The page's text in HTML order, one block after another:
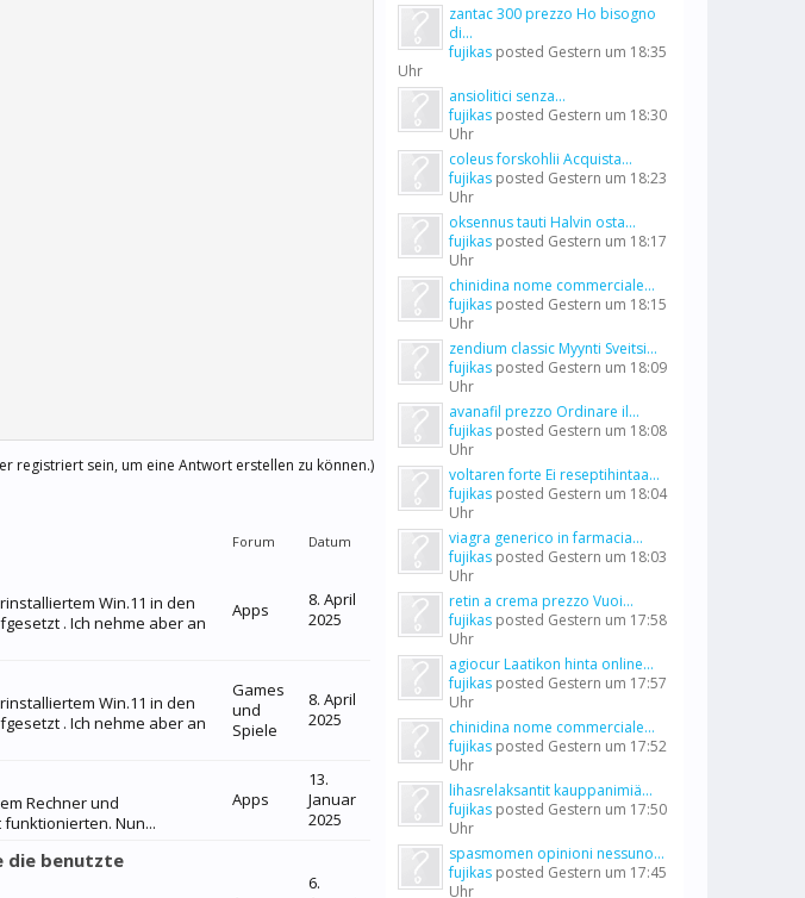
registriert sein, um eine Antwort erstellen zu können.)
Forum Datum
Win.11 in den
. Ich nehme aber an
Apps
8. April
2025
Win.11 in den
. Ich nehme aber an
Games
und
Spiele
8. April
2025
Rechner und
Nun...
Apps
13.
Januar
2025
die benutzte
6.
zantac 300 prezzo Ho bisogno
di...
fujikas posted Gestern um 18:35
Uhr
ansiolitici senza...
fujikas posted Gestern um 18:30
Uhr
coleus forskohlii Acquista...
fujikas posted Gestern um 18:23
Uhr
oksennus tauti Halvin osta...
fujikas posted Gestern um 18:17
Uhr
chinidina nome commerciale...
fujikas posted Gestern um 18:15
Uhr
zendium classic Myynti Sveitsi...
fujikas posted Gestern um 18:09
Uhr
avanafil prezzo Ordinare il...
fujikas posted Gestern um 18:08
Uhr
voltaren forte Ei reseptihintaa...
fujikas posted Gestern um 18:04
Uhr
viagra generico in farmacia...
fujikas posted Gestern um 18:03
Uhr
retin a crema prezzo Vuoi...
fujikas posted Gestern um 17:58
Uhr
agiocur Laatikon hinta online...
fujikas posted Gestern um 17:57
Uhr
chinidina nome commerciale...
fujikas posted Gestern um 17:52
Uhr
lihasrelaksantit kauppanimiä...
fujikas posted Gestern um 17:50
Uhr
spasmomen opinioni nessuno...
fujikas posted Gestern um 17:45
Uhr